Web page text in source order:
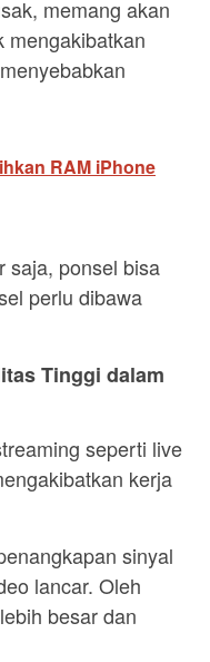
memang akan
mengakibatkan
RAM iPhone
saja, ponsel bisa
perlu dibawa
Tinggi dalam
seperti live
kerja
sinyal
lancar. Oleh
besar dan